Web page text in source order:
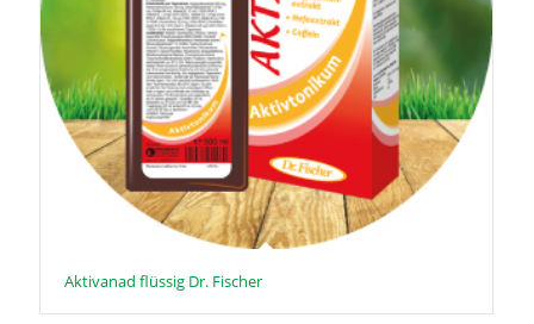
Aktivanad flüssig Dr. Fischer